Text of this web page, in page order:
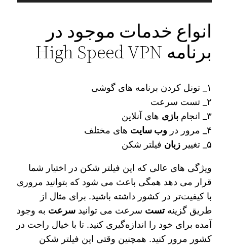
انواع خدمات موجود در
برنامه High Speed VPN
۱_ تونل کردن برنامه های گوشی
۲_ تست سرعت
۳_ انجام
بازی های آنلاین
۴_ مرور در
وب سایت های مختلف
۵_ تغییر
زبان فیلتر شکن
ویژگی‌ های عالی که این فیلتر شکن در اختیار شما
قرار می‌ دهد همگی باعث می‌ شود که بتوانید مروری
با کیفیت‌تر در کشور داشته باشید. برای مثال از
طریق گزینهتست سرعت می‌ توانیدسرعت به وجود
آمده برای خود را اندازه‌گیری کنید. تا با خیال راحت در
کشور مرور کنید. همچنین وقتی این فیلتر شکن